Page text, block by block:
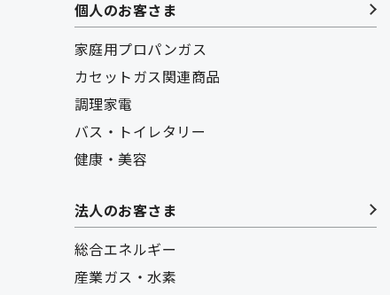
個人のお客さま
家庭用プロパンガス
カセットガス関連商品
調理家電
バス・トイレタリー
健康・美容
法人のお客さま
総合エネルギー
産業ガス・水素